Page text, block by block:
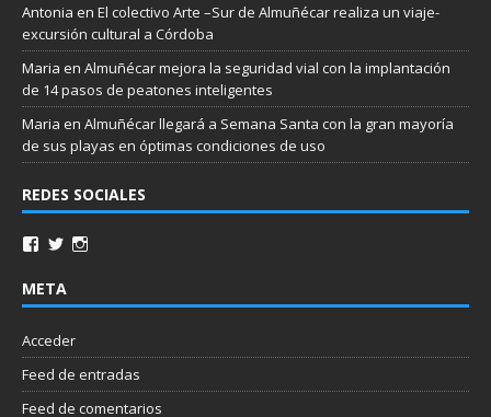
Antonia en El colectivo Arte –Sur de Almuñécar realiza un viaje-
excursión cultural a Córdoba
Maria en Almuñécar mejora la seguridad vial con la implantación
de 14 pasos de peatones inteligentes
Maria en Almuñécar llegará a Semana Santa con la gran mayoría
de sus playas en óptimas condiciones de uso
REDES SOCIALES
META
Acceder
Feed de entradas
Feed de comentarios